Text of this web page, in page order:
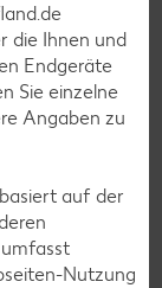
Zukunft
jeder Cent
an:
die Ihnen und
Endgeräte
Sie einzelne
Angaben zu
auf der
Nutzung